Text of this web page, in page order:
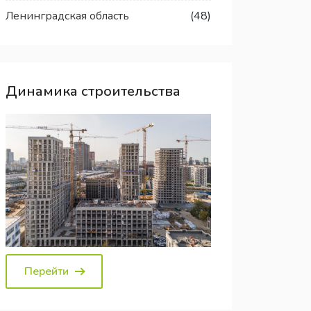
Ленинградская область (48)
Динамика строительства
Перейти